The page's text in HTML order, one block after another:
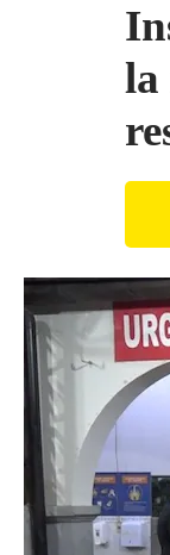
la